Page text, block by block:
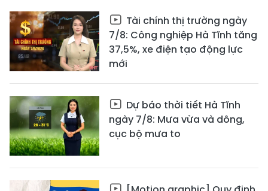
Tài chính thị trường ngày
7/8: Công nghiệp Hà Tĩnh tăng
37,5%, xe điện tạo động lực
mới
Dự báo thời tiết Hà Tĩnh
ngày 7/8: Mưa vừa và dông,
cục bộ mưa to